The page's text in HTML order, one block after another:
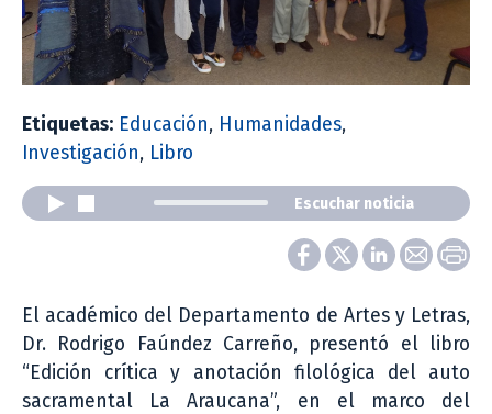
Etiquetas: Educación, Humanidades,
Investigación, Libro
Escuchar noticia
El académico del Departamento de Artes y Letras,
Dr. Rodrigo Faúndez Carreño, presentó el libro
“Edición crítica y anotación filológica del auto
sacramental La Araucana”, en el marco del